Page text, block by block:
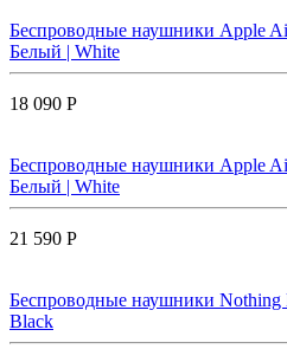
Беспроводные наушники Apple
Белый | White
18 090 Р
Беспроводные наушники Apple
Белый | White
21 590 Р
Беспроводные наушники
Black